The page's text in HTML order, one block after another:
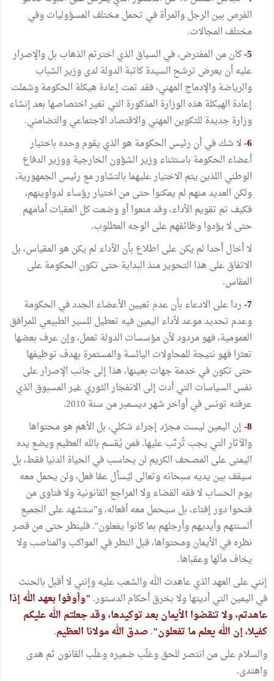
الفرص بين الرجل والمرأة في تحمل مختلف المسؤوليات وفي
مختلف المجالات.
5- كان من المفترض، في السياق الذي اخترتم الذهاب بل والإصرار
عليه أن يعرض ترشح السيدة كاتبة الدولة لدى وزير الشباب
والرياضة والإدماج المهني، فقد تمت إعادة هيكلة الحكومة وشملت
إعادة الهيكلة هذه الوزارة المذكورة التي تغير اختصاصها بعد إنشاء
وزارة جديدة للتكوين المهني والاقتصاد الاجتماعي والتضامني.
6- لا شك في أن رئيس الحكومة هو الذي يقوم وحده باختيار
أعضاء الحكومة باستثناء وزير الشؤون الخارجية ووزير الدفاع
الوطني اللذين يتم الاختيار عليهما بالتشاور مع رئيس الجمهورية،
ولكن العديد منهم لم يمكنوا حتى من اختيار رؤساء لدواوينهم،
فكيف تم تقويم الأداء، وقد منعوا أو وضعت كل العقبات أمامهم
حتى لا يؤدوا وظائفهم على الوجه المطلوب.
لا أخال أحدا لم يكن على اطلاع بأن الأداء لم يكن هو المقياس، بل
الاتفاق على هذا التحوير منذ البداية حتى تكون الحكومة على
المقاس.
7- ردا على الادعاء بأن عدم تعيين الأعضاء الجدد في الحكومة
وعدم تحديد موعد لأداء اليمين فيه تعطيل للسير الطبيعي للمرافق
العمومية، فهو مردود لأن مؤسسات الدولة تعمل، وإن عرف بعضها
تعثرا فهو نتيجة للمحاولات اليائسة والمستمرة بهدف توظيفها
حتى تكون في خدمة جهات بعينها، هذا إلى جانب الإصرار على
نفس السياسات التي أدت إلى الانفجار الثوري غير المسبوق الذي
عرفته تونس في أواخر شهر ديسمبر من سنة 2010.
8- إن اليمين ليست مجرّد إجراء شكلي، بل الأهم هو محتواها
والآثار التي يجب تُرتّب عليها. فمن يُقسم بالله العظيم ويضع يده
اليمنى على المصحف الكريم لن يحاسب في الحياة الدنيا فقط، بل
سيقف بين يديه سبحانه وتعالى ليُسأل عمّا فعل، ولن يحمل معه
يوم الحساب لا فقه القضاء ولا المراجع القانونية ولا فتاوى من
فتحوا دور إفتاء، بل سيحمل معه أفعاله، و"ستشهد على الجميع
ألسنتهم وأيديهم وأرجلهم بما كانوا يفعلون". فلينظر حتى من قصر
نظره في الأيمان ومحتواها، قبل النظر في المواكب والمناصب ولا
يخاف مآلها وعقباها.
إنني على العهد الذي عاهدت الله والشعب عليه وإنني لا أقبل بالحنث
في اليمين التي أديتها ولا بخرق أحكام الدستور. "وأوفوا بعهد الله إذا
عاهدتم، ولا تنقضوا الأيمان بعد توكيدها، وقد جعلتم الله عليكم
كفيلا، إن الله يعلم ما تفعلون". صدق الله مولانا العظيم.
والسلام على من انتصر للحق وغلّب ضميره وغلّب القانون ثم هدى
واهتدى.